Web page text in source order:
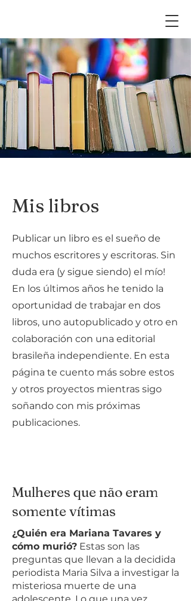
Mis libros
Publicar un libro es el sueño de
muchos escritores y escritoras. Sin
duda era (y sigue siendo) el mío!
En los últimos años he tenido la
oportunidad de trabajar en dos
libros, uno autopublicado y otro en
colaboración con una editorial
brasileña independiente. En esta
página te cuento más sobre estos
y otros proyectos mientras sigo
soñando con mis próximas
publicaciones.
Mulheres que não eram
somente vítimas
¿Quién era Mariana Tavares y
cómo murió? Estas son las
preguntas que llevan a la decidida
periodista Maria Silva a investigar la
misteriosa muerte de una